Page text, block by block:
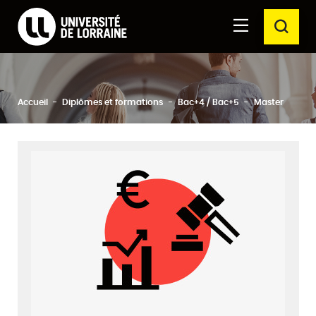
contenu
principal
moteur
de
recherche
Rechercher
Accueil Diplômes et formations Bac+4 / Bac+5 Master